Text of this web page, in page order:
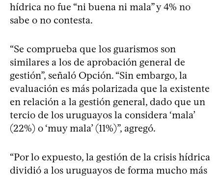
hídrica no fue “ni buena ni mala” y 4% no
sabe o no contesta.
“Se comprueba que los guarismos son
similares a los de aprobación general de
gestión”, señaló Opción. “Sin embargo, la
evaluación es más polarizada que la existente
en relación a la gestión general, dado que un
tercio de los uruguayos la considera ‘mala’
(22%) o ‘muy mala’ (11%)”, agregó.
“Por lo expuesto, la gestión de la crisis hídrica
dividió a los uruguayos de forma mucho más